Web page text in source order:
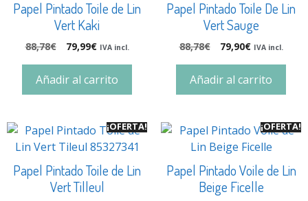
Papel Pintado Toile de Lin
Vert Kaki
88,78€ 79,99€ IVA incl.
Añadir al carrito
Papel Pintado Toile De Lin
Vert Sauge
88,78€ 79,90€ IVA incl.
Añadir al carrito
¡OFERTA!
Papel Pintado Toile de Lin
Vert Tilleul
¡OFERTA!
Papel Pintado Voile de Lin
Beige Ficelle